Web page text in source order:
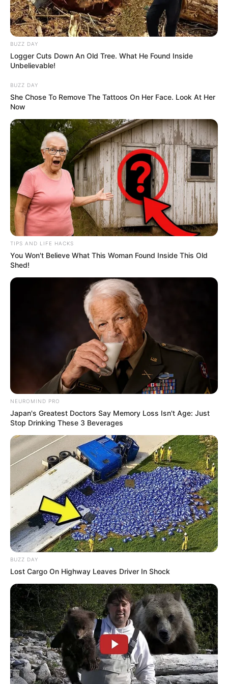
Sehenswürdigkeiten in und umKoblenz, Lahnstein,
Nievern, Bad Ems, Becheln und Braubach.
Außerdem sind in der RegionStadt- und Erlebnisfüh
rungen buchbar
Die schönsten Schlösser und Burgen in
Deutschland:
Hier werden dieschönsten Schlösservorgestellt.
Und hier sind dieschönsten Burgenzu sehen.
BUZZ DAY
Logger Cuts Down An Old Tree. What He Found Inside
Unbelievable!
BUZZ DAY
She Chose To Remove The Tattoos On Her Face. Look At Her
Now
TIPS AND LIFE HACKS
You Won't Believe What This Woman Found Inside This Old
Shed!
NEUROMIND PRO
Japan's Greatest Doctors Say Memory Loss Isn't Age: Just
Stop Drinking These 3 Beverages
BUZZ DAY
Lost Cargo On Highway Leaves Driver In Shock